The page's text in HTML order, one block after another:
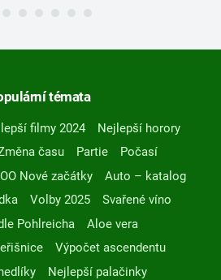
témata
filmy 2024
Nejlepší horory
času Partie
Počasí
Nové začátky
Auto – katalog
Volby 2025
Svařené víno
Pohlreicha
Aloe vera
Výpočet ascendentu
Nejlepší palačinky